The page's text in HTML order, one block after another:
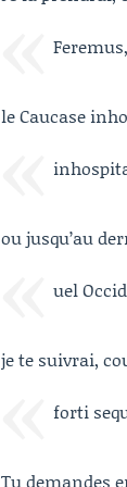
le Caucase
ou jusqu’au
uel
je te suivrai,
forti
Tu demandes